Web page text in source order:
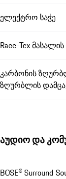
ელექტრო საჭე
Race-Tex
კარბონის
ზღურბლის
აუდიო და
BOSE® Surround